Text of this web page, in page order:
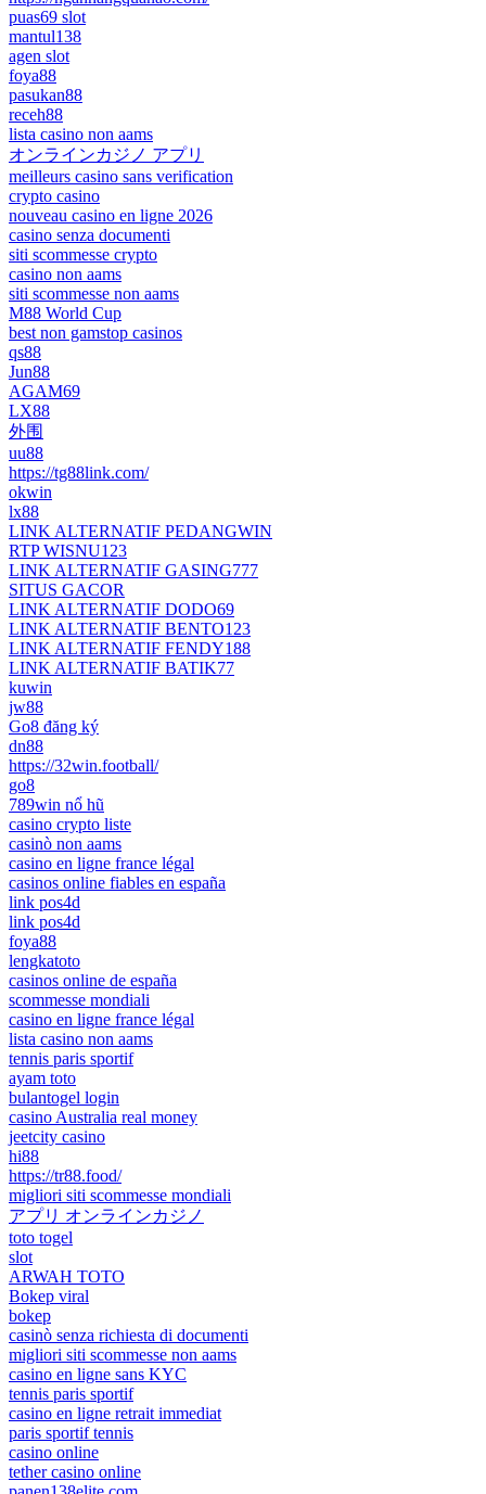
puas69 slot
mantul138
agen slot
foya88
pasukan88
receh88
lista casino non aams
オンラインカジノ アプリ
meilleurs casino sans verification
crypto casino
nouveau casino en ligne 2026
casino senza documenti
siti scommesse crypto
casino non aams
siti scommesse non aams
M88 World Cup
best non gamstop casinos
qs88
Jun88
AGAM69
LX88
外围
uu88
https://tg88link.com/
okwin
lx88
LINK ALTERNATIF PEDANGWIN
RTP WISNU123
LINK ALTERNATIF GASING777
SITUS GACOR
LINK ALTERNATIF DODO69
LINK ALTERNATIF BENTO123
LINK ALTERNATIF FENDY188
LINK ALTERNATIF BATIK77
kuwin
jw88
Go8 đăng ký
dn88
https://32win.football/
go8
789win nổ hũ
casino crypto liste
casinò non aams
casino en ligne france légal
casinos online fiables en españa
link pos4d
link pos4d
foya88
lengkatoto
casinos online de españa
scommesse mondiali
casino en ligne france légal
lista casino non aams
tennis paris sportif
ayam toto
bulantogel login
casino Australia real money
jeetcity casino
hi88
https://tr88.food/
migliori siti scommesse mondiali
アプリ オンラインカジノ
toto togel
slot
ARWAH TOTO
Bokep viral
bokep
casinò senza richiesta di documenti
migliori siti scommesse non aams
casino en ligne sans KYC
tennis paris sportif
casino en ligne retrait immediat
paris sportif tennis
casino online
tether casino online